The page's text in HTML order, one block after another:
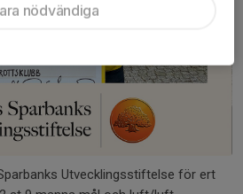
Utvecklingsstiftelse för ert
nödvändiga